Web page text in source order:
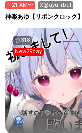
1:21 AM〜 X@ayu_rbcl
神楽あゆ【リボンクロック】
318
New29day